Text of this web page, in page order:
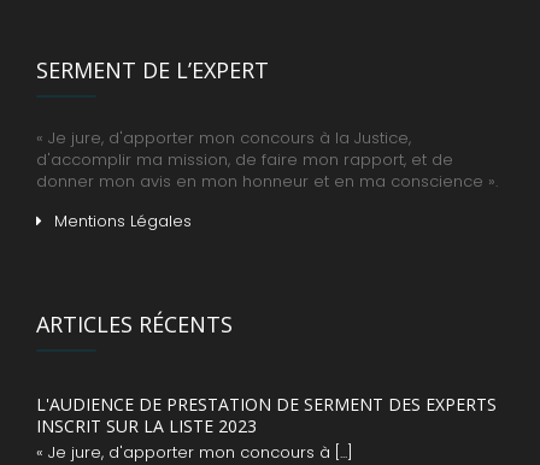
SERMENT DE L’EXPERT
« Je jure, d'apporter mon concours à la Justice,
d'accomplir ma mission, de faire mon rapport, et de
donner mon avis en mon honneur et en ma conscience ».
Mentions Légales
ARTICLES RÉCENTS
L'AUDIENCE DE PRESTATION DE SERMENT DES EXPERTS
INSCRIT SUR LA LISTE 2023
« Je jure, d'apporter mon concours à [...]